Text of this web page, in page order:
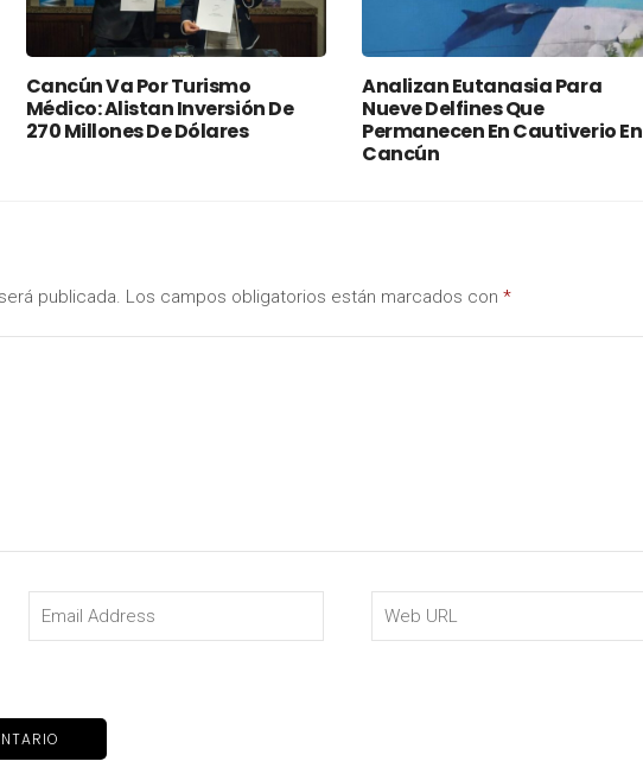
Cancún Va Por Turismo
Médico: Alistan Inversión De
270 Millones De Dólares
Analizan Eutanasia Para
Nueve Delfines Que
Permanecen En Cautiverio En
Cancún
publicada. Los campos obligatorios están marcados con *